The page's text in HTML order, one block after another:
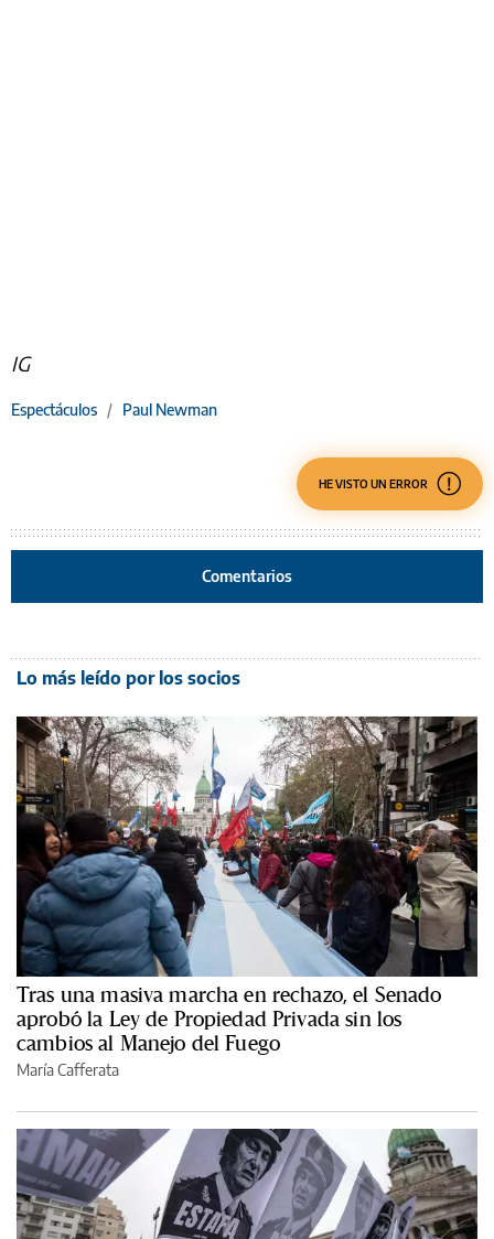
IG
Espectáculos / Paul Newman
HE VISTO UN ERROR
Comentarios
Lo más leído por los socios
Tras una masiva marcha en rechazo, el Senado
aprobó la Ley de Propiedad Privada sin los
cambios al Manejo del Fuego
María Cafferata